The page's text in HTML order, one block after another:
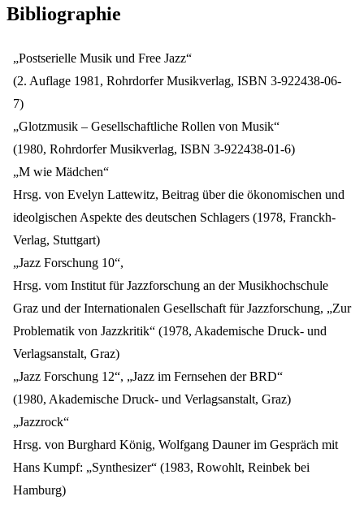
Bibliographie
„Postserielle Musik und Free Jazz“
(2. Auflage 1981, Rohrdorfer Musikverlag, ISBN 3-922438-06-
7)
„Glotzmusik – Gesellschaftliche Rollen von Musik“
(1980, Rohrdorfer Musikverlag, ISBN 3-922438-01-6)
„M wie Mädchen“
Hrsg. von Evelyn Lattewitz, Beitrag über die ökonomischen und
ideolgischen Aspekte des deutschen Schlagers (1978, Franckh-
Verlag, Stuttgart)
„Jazz Forschung 10“,
Hrsg. vom Institut für Jazzforschung an der Musikhochschule
Graz und der Internationalen Gesellschaft für Jazzforschung, „Zur
Problematik von Jazzkritik“ (1978, Akademische Druck- und
Verlagsanstalt, Graz)
„Jazz Forschung 12“, „Jazz im Fernsehen der BRD“
(1980, Akademische Druck- und Verlagsanstalt, Graz)
„Jazzrock“
Hrsg. von Burghard König, Wolfgang Dauner im Gespräch mit
Hans Kumpf: „Synthesizer“ (1983, Rowohlt, Reinbek bei
Hamburg)